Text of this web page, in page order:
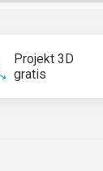
Projekt 3D
gratis